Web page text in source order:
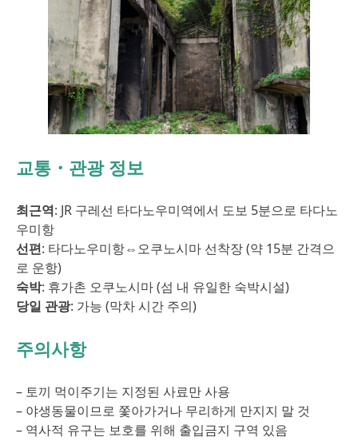
교통・관광 정보
최근역: JR 구레선 타다노우미역에서 도보 5분으로 타다노
우미항
선편: 타다노우미항⇔오쿠노시마 선착장 (약 15분 간격으
로 운항)
숙박: 휴가촌 오쿠노시마 (섬 내 유일한 숙박시설)
당일 관광: 가능 (막차 시간 주의)
주의사항
– 토끼 먹이주기는 지정된 사료만 사용
– 야생동물이므로 쫓아가거나 무리하게 만지지 말 것
– 역사적 유구는 보호를 위해 출입금지 구역 있음